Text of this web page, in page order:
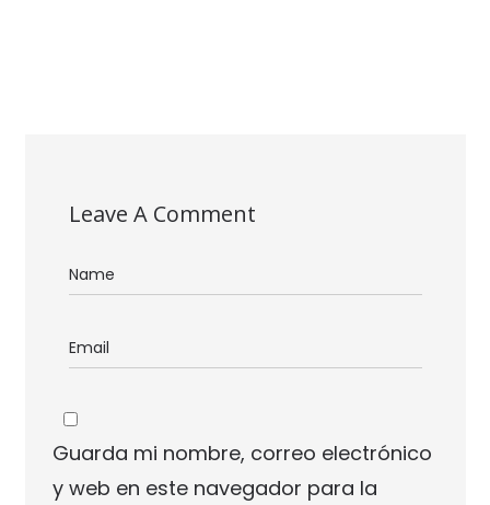
Leave A Comment
Guarda mi nombre, correo electrónico
y web en este navegador para la